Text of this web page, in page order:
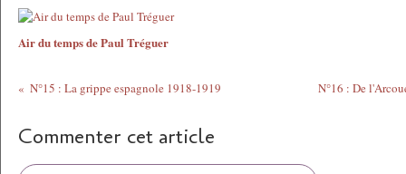
Air du temps de Paul Tréguer
N°15 : La grippe espagnole 1918-1919 N°16 : De
Commenter cet article